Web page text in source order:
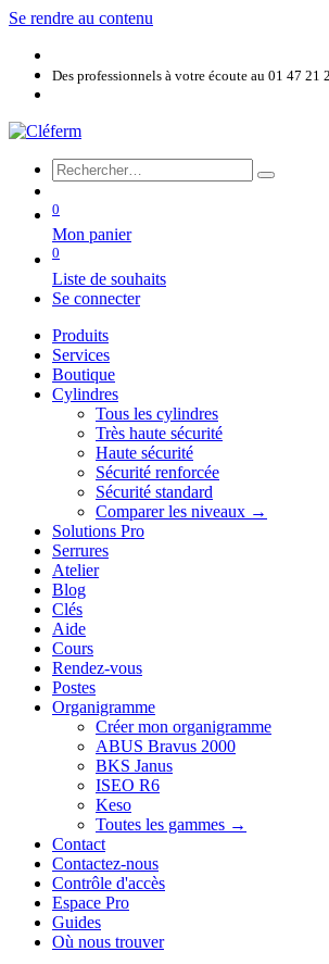
Se rendre au contenu
Des professionnels à votre écoute au 01 47
0
Mon panier
0
Liste de souhaits
Se connecter
Produits
Services
Boutique
Cylindres
Tous les cylindres
Très haute sécurité
Haute sécurité
Sécurité renforcée
Sécurité standard
Comparer les niveaux →
Solutions Pro
Serrures
Atelier
Blog
Clés
Aide
Cours
Rendez-vous
Postes
Organigramme
Créer mon organigramme
ABUS Bravus 2000
BKS Janus
ISEO R6
Keso
Toutes les gammes →
Contact
Contactez-nous
Contrôle d'accès
Espace Pro
Guides
Où nous trouver